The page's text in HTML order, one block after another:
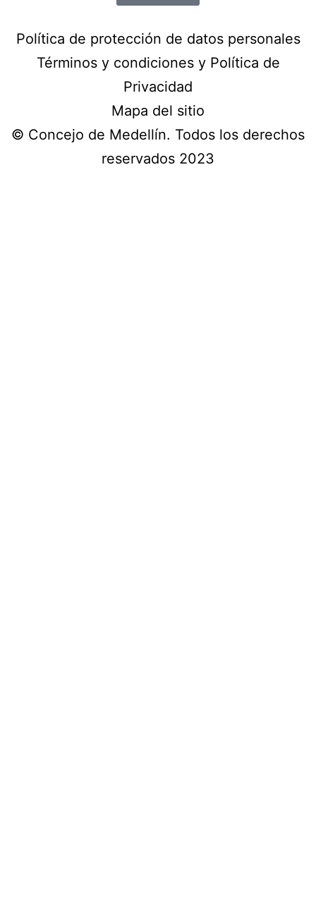
Política de protección de datos personales
Términos y condiciones y Política de
Privacidad
Mapa del sitio
© Concejo de Medellín. Todos los derechos
reservados 2023